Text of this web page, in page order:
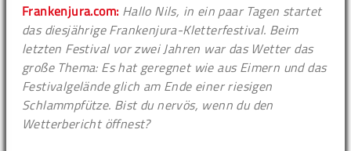
Frankenjura.com: Hallo Nils, in ein paar Tagen startet
das diesjährige Frankenjura-Kletterfestival. Beim
letzten Festival vor zwei Jahren war das Wetter das
große Thema: Es hat geregnet wie aus Eimern und das
Festivalgelände glich am Ende einer riesigen
Schlammpfütze. Bist du nervös, wenn du den
Wetterbericht öffnest?